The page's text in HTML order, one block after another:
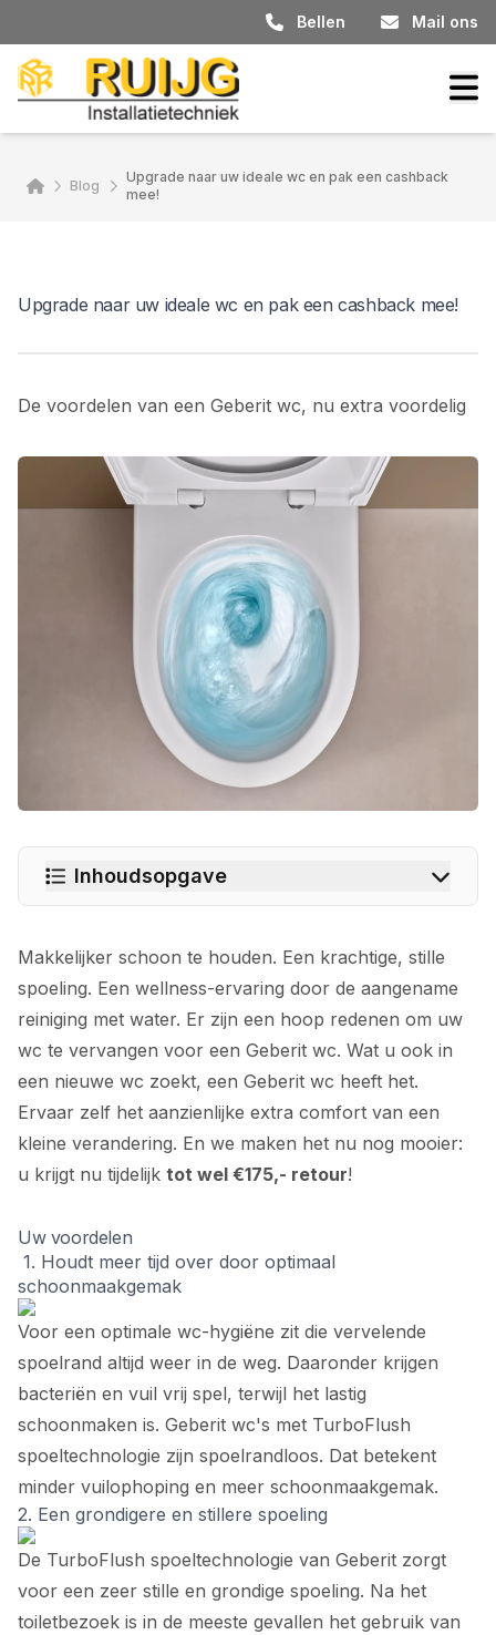
Bellen Mail ons
HomeBlog
Upgrade naar uw ideale wc en pak een cashback
mee!
Upgrade naar uw ideale wc en pak een cashback mee!
De voordelen van een Geberit wc, nu extra voordelig
Inhoudsopgave
Makkelijker schoon te houden. Een krachtige, stille
spoeling. Een wellness-ervaring door de aangename
reiniging met water. Er zijn een hoop redenen om uw
wc te vervangen voor een Geberit wc. Wat u ook in
een nieuwe wc zoekt, een Geberit wc heeft het.
Ervaar zelf het aanzienlijke extra comfort van een
kleine verandering. En we maken het nu nog mooier:
u krijgt nu tijdelijk tot wel €175,- retour!
Uw voordelen
1. Houdt meer tijd over door optimaal
schoonmaakgemak
Voor een optimale wc-hygiëne zit die vervelende
spoelrand altijd weer in de weg. Daaronder krijgen
bacteriën en vuil vrij spel, terwijl het lastig
schoonmaken is. Geberit wc's met TurboFlush
spoeltechnologie zijn spoelrandloos. Dat betekent
minder vuilophoping en meer schoonmaakgemak.
2. Een grondigere en stillere spoeling
De TurboFlush spoeltechnologie van Geberit zorgt
voor een zeer stille en grondige spoeling. Na het
toiletbezoek is in de meeste gevallen het gebruik van